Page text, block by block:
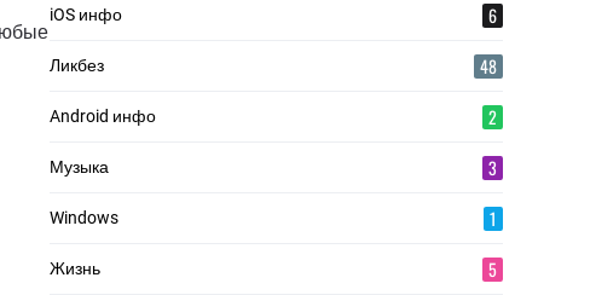
iOS инфо 6
Ликбез 48
Android инфо 2
Музыка 3
Windows 1
Жизнь 5